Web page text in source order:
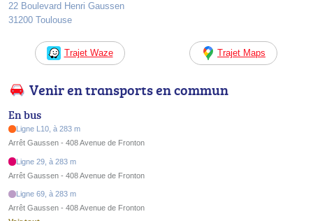
22 Boulevard Henri Gaussen
31200 Toulouse
Trajet Waze Trajet Maps
Venir en transports en commun
En bus
Ligne L10, à 283 m
Arrêt Gaussen - 408 Avenue de Fronton
Ligne 29, à 283 m
Arrêt Gaussen - 408 Avenue de Fronton
Ligne 69, à 283 m
Arrêt Gaussen - 408 Avenue de Fronton